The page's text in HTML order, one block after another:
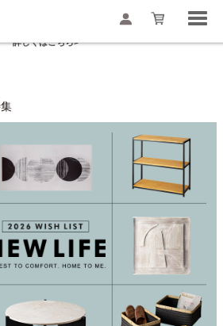
一部地域配送遅延のお知らせ
詳しくはこちら>